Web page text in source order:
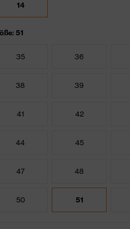
14
51
35 36
38 39
41 42
44 45
47 48
50 51